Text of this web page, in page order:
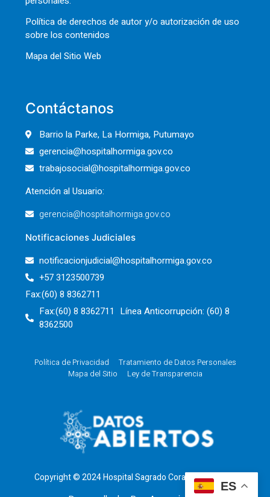
Política de derechos de autor y/o autorización de uso
sobre los contenidos
Mapa del Sitio Web
Contáctanos
Barrio la Parke, La Hormiga, Putumayo
gerencia@hospitalhormiga.gov.co
trabajosocial@hospitalhormiga.gov.co
Atención al Usuario:
gerencia@hospitalhormiga.gov.co
Notificaciones Judiciales
notificacionjudicial@hospitalhormiga.gov.co
+57 3123500739
Fax:(60) 8 8362711
Fax:(60) 8 8362711 Línea Anticorrupción: (60) 8
8362500
Política de Privacidad
Tratamiento de Datos Personales
Mapa del Sitio
Ley de Transparencia
Copyright © 2024 Hospital Sagrado Corazón de Jesus
ES